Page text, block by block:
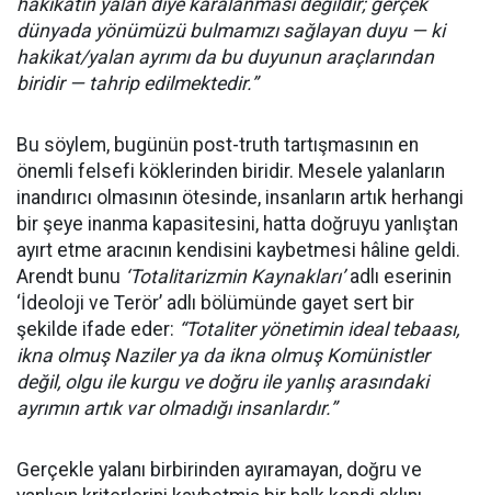
hakikatin yalan diye karalanması değildir; gerçek
dünyada yönümüzü bulmamızı sağlayan duyu — ki
hakikat/yalan ayrımı da bu duyunun araçlarından
biridir — tahrip edilmektedir.”
Bu söylem, bugünün post-truth tartışmasının en
önemli felsefi köklerinden biridir. Mesele yalanların
inandırıcı olmasının ötesinde, insanların artık herhangi
bir şeye inanma kapasitesini, hatta doğruyu yanlıştan
ayırt etme aracının kendisini kaybetmesi hâline geldi.
Arendt bunu ‘Totalitarizmin Kaynakları’adlı eserinin
‘İdeoloji ve Terör’ adlı bölümünde gayet sert bir
şekilde ifade eder: “Totaliter yönetimin ideal tebaası,
ikna olmuş Naziler ya da ikna olmuş Komünistler
değil, olgu ile kurgu ve doğru ile yanlış arasındaki
ayrımın artık var olmadığı insanlardır.”
Gerçekle yalanı birbirinden ayıramayan, doğru ve